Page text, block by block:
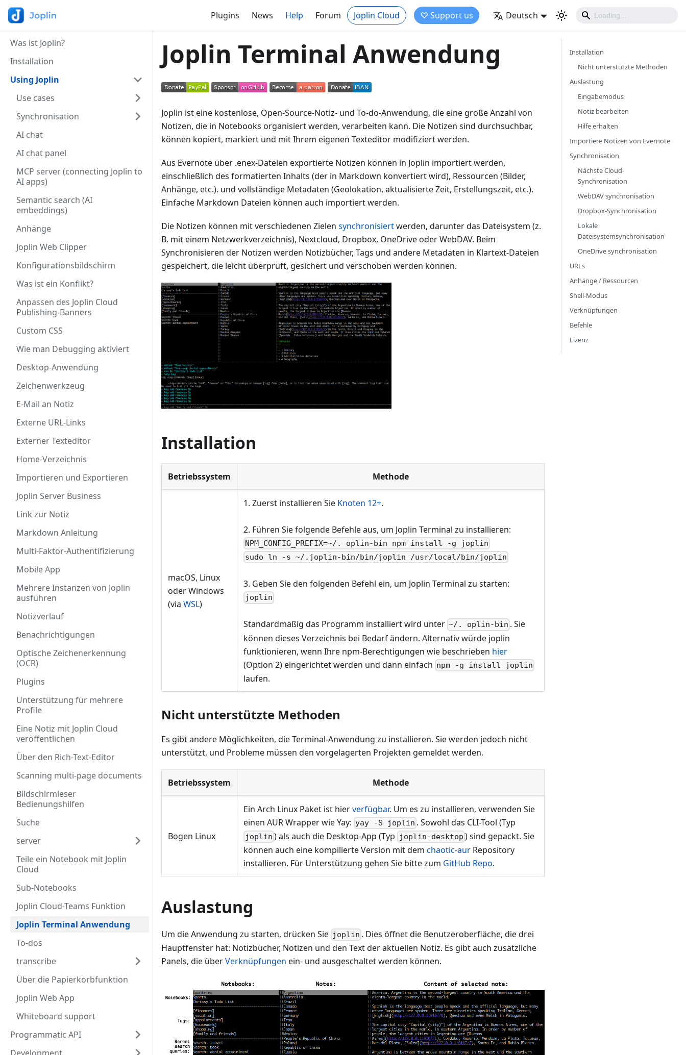
Plugins News Help Forum Joplin Cloud ♡ Support us Deutsch
Was ist Joplin?
Installation
Using Joplin
Use cases
Synchronisation
AI chat
AI chat panel
MCP server (connecting Joplin to
AI apps)
Semantic search (AI
embeddings)
Anhänge
Joplin Web Clipper
Konfigurationsbildschirm
Was ist ein Konflikt?
Anpassen des Joplin Cloud
Publishing-Banners
Custom CSS
Wie man Debugging aktiviert
Desktop-Anwendung
Zeichenwerkzeug
E-Mail an Notiz
Externe URL-Links
Externer Texteditor
Home-Verzeichnis
Importieren und Exportieren
Joplin Server Business
Link zur Notiz
Markdown Anleitung
Multi-Faktor-Authentifizierung
Mobile App
Mehrere Instanzen von Joplin
ausführen
Notizverlauf
Benachrichtigungen
Optische Zeichenerkennung
(OCR)
Plugins
Unterstützung für mehrere
Profile
Eine Notiz mit Joplin Cloud
veröffentlichen
Über den Rich-Text-Editor
Scanning multi-page documents
Bildschirmleser
Bedienungshilfen
Suche
server
Teile ein Notebook mit Joplin
Cloud
Sub-Notebooks
Joplin Cloud-Teams Funktion
Joplin Terminal Anwendung
To-dos
transcribe
Über die Papierkorbfunktion
Joplin Web App
Whiteboard support
Programmatic API
Joplin Terminal Anwendung
Joplin ist eine kostenlose, Open-Source-Notiz- und To-do-Anwendung, die eine große Anzahl von
Notizen, die in Notebooks organisiert werden, verarbeiten kann. Die Notizen sind durchsuchbar,
können kopiert, markiert und mit Ihrem eigenen Texteditor modifiziert werden.
Aus Evernote über .enex-Dateien exportierte Notizen können in Joplin importiert werden,
einschließlich des formatierten Inhalts (der in Markdown konvertiert wird), Ressourcen (Bilder,
Anhänge, etc.). und vollständige Metadaten (Geolokation, aktualisierte Zeit, Erstellungszeit, etc.).
Einfache Markdown Dateien können auch importiert werden.
Die Notizen können mit verschiedenen Zielen synchronisiertwerden, darunter das Dateisystem (z.
B. mit einem Netzwerkverzeichnis), Nextcloud, Dropbox, OneDrive oder WebDAV. Beim
Synchronisieren der Notizen werden Notizbücher, Tags und andere Metadaten in Klartext-Dateien
gespeichert, die leicht überprüft, gesichert und verschoben werden können.
Installation
Betriebssystem Methode
macOS, Linux
oder Windows
(via WSL)
1. Zuerst installieren Sie Knoten 12+.
2. Führen Sie folgende Befehle aus, um Joplin Terminal zu installieren:
NPM_CONFIG_PREFIX=~/. oplin-bin npm install -g joplin
sudo ln -s ~/.joplin-bin/bin/joplin /usr/local/bin/joplin
3. Geben Sie den folgenden Befehl ein, um Joplin Terminal zu starten:
joplin
Standardmäßig das Programm installiert wird unter ~/. oplin-bin . Sie
können dieses Verzeichnis bei Bedarf ändern. Alternativ würde joplin
funktionieren, wenn Ihre npm-Berechtigungen wie beschrieben hier
(Option 2) eingerichtet werden und dann einfach npm -g install joplin
laufen.
Nicht unterstützte Methoden
Es gibt andere Möglichkeiten, die Terminal-Anwendung zu installieren. Sie werden jedoch nicht
unterstützt, und Probleme müssen den vorgelagerten Projekten gemeldet werden.
Betriebssystem Methode
Bogen Linux
Ein Arch Linux Paket ist hierverfügbar. Um es zu installieren, verwenden Sie
einen AUR Wrapper wie Yay: yay -S joplin . Sowohl das CLI-Tool (Typ
joplin ) als auch die Desktop-App (Typ joplin-desktop ) sind gepackt. Sie
können auch eine kompilierte Version mit dem chaotic-aur Repository
installieren. Für Unterstützung gehen Sie bitte zum GitHub Repo.
Auslastung
Um die Anwendung zu starten, drücken Sie joplin . Dies öffnet die Benutzeroberfläche, die drei
Hauptfenster hat: Notizbücher, Notizen und den Text der aktuellen Notiz. Es gibt auch zusätzliche
Panels, die überVerknüpfungen ein- und ausgeschaltet werden können.
Installation
Nicht unterstützte Methoden
Auslastung
Eingabemodus
Notiz bearbeiten
Hilfe erhalten
Importiere Notizen von Evernote
Synchronisation
Nächste Cloud-
Synchronisation
WebDAV synchronisation
Dropbox-Synchronisation
Lokale
Dateisystemsynchronisation
OneDrive synchronisation
URLs
Anhänge / Ressourcen
Shell-Modus
Verknüpfungen
Befehle
Lizenz